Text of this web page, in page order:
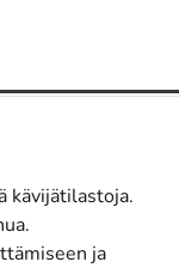
kävijätilastoja.
ja